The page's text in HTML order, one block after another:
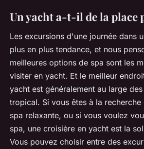
Un yacht a-t-il de la place
Les excursions d'une journée dans
plus en plus tendance, et nous
meilleures options de spa sont les
visiter en yacht. Et le meilleur
yacht est généralement au large
tropical. Si vous êtes à la
spa relaxante, ou si vous voulez
spa, une croisière en yacht est la
Vous pouvez choisir entre des